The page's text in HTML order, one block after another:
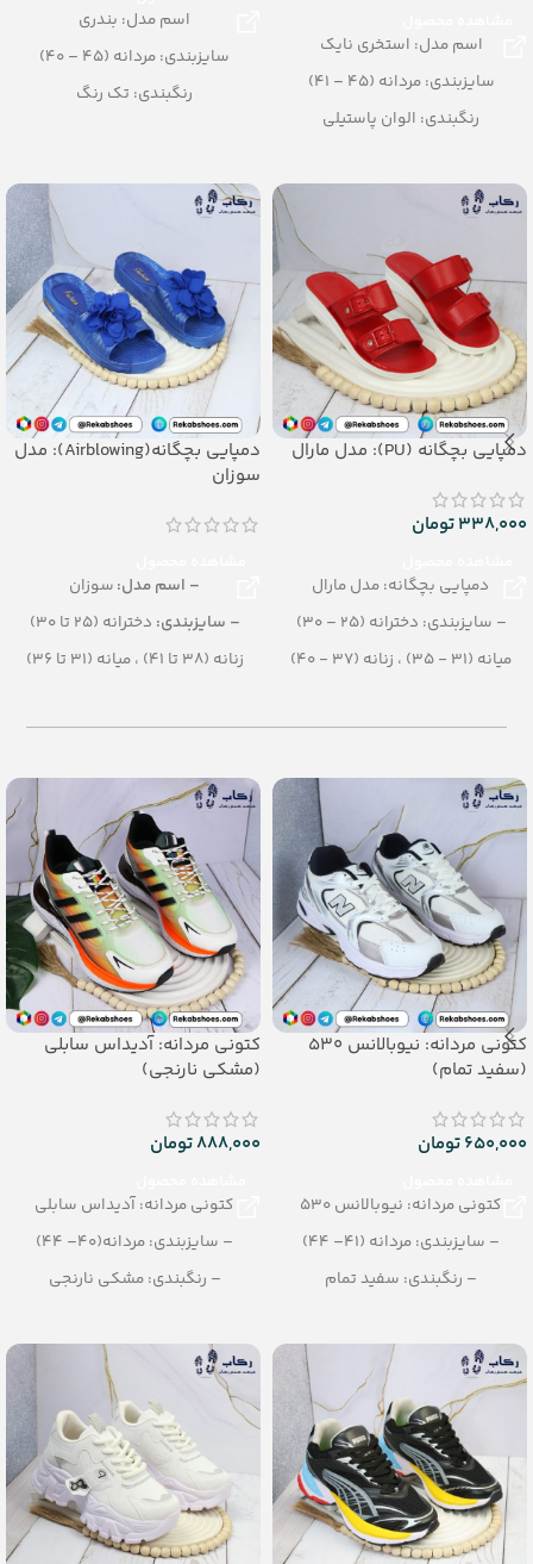
اسم مدل: استخری نایک
سایزبندی: مردانه (45 – 41)
رنگبندی: الوان پاستیلی
اسم مدل: بندری
سایزبندی: مردانه (45 – 40)
رنگبندی: تک رنگ
دمپایی بچگانه (PU): مدل مارال
338,000تومان
دمپایی بچگانه: مدل مارال
– سایزبندی: دخترانه (25 – 30)
میانه (31 - 35) ، زنانه (37 - 40)
– تعداد در کارتن: 24 جفت
دمپایی بچگانه(Airblowing): مدل
سوزان
– اسم مدل:سوزان
– سایزبندی: دخترانه (25 تا 30)
زنانه (38 تا 41) ، میانه (31 تا 36)
– رنگ بندی:الوان
کتونی مردانه: نیوبالانس 530
(سفید تمام)
650,000تومان
کتونی مردانه: نیوبالانس 530
– سایزبندی: مردانه (41– 44)
– رنگبندی: سفید تمام
کتونی مردانه: آدیداس سابلی
(مشکی نارنجی)
888,000تومان
کتونی مردانه: آدیداس سابلی
– سایزبندی: مردانه(40– 44)
– رنگبندی: مشکی نارنجی